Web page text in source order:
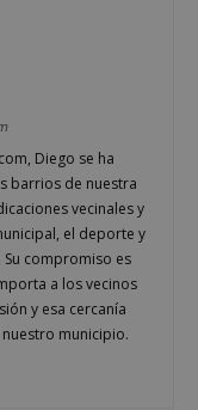
Diego se ha
barrios de nuestra
vecinales y
el deporte y
compromiso es
a los vecinos
y esa cercanía
municipio.
Google